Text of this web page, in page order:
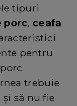
tipuri
porc, ceafa
pentru
trebuie
să nu fie